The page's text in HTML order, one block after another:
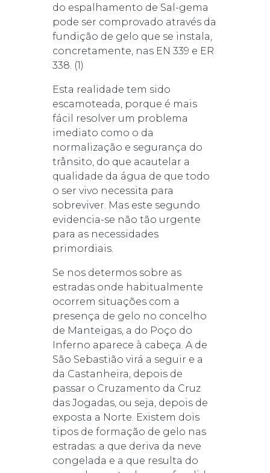
do espalhamento de Sal-gema
pode ser comprovado através da
fundição de gelo que se instala,
concretamente, nas EN 339 e ER
338. (1)
Esta realidade tem sido
escamoteada, porque é mais
fácil resolver um problema
imediato como o da
normalização e segurança do
trânsito, do que acautelar a
qualidade da água de que todo
o ser vivo necessita para
sobreviver. Mas este segundo
evidencia-se não tão urgente
para as necessidades
primordiais.
Se nos determos sobre as
estradas onde habitualmente
ocorrem situações com a
presença de gelo no concelho
de Manteigas, a do Poço do
Inferno aparece à cabeça. A de
São Sebastião virá a seguir e a
da Castanheira, depois de
passar o Cruzamento da Cruz
das Jogadas, ou seja, depois de
exposta a Norte. Existem dois
tipos de formação de gelo nas
estradas: a que deriva da neve
congelada e a que resulta do